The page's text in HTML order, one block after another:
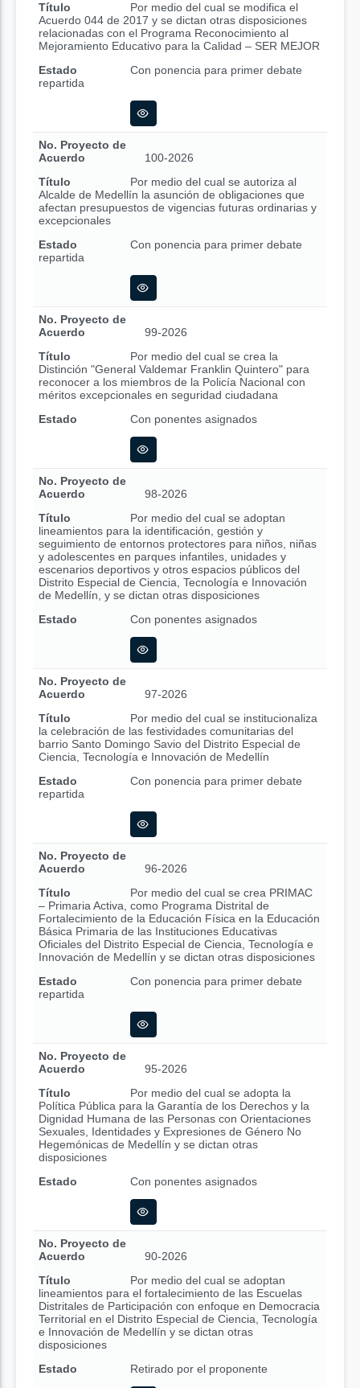
Título
Por medio del cual se modifica el
Acuerdo 044 de 2017 y se dictan otras disposiciones
relacionadas con el Programa Reconocimiento al
Mejoramiento Educativo para la Calidad – SER MEJOR
Estado
Con ponencia para primer debate
repartida
No. Proyecto de
Acuerdo
100-2026
Título
Por medio del cual se autoriza al
Alcalde de Medellín la asunción de obligaciones que
afectan presupuestos de vigencias futuras ordinarias y
excepcionales
Estado
Con ponencia para primer debate
repartida
No. Proyecto de
Acuerdo
99-2026
Título
Por medio del cual se crea la
Distinción "General Valdemar Franklin Quintero" para
reconocer a los miembros de la Policía Nacional con
méritos excepcionales en seguridad ciudadana
Estado
Con ponentes asignados
No. Proyecto de
Acuerdo
98-2026
Título
Por medio del cual se adoptan
lineamientos para la identificación, gestión y
seguimiento de entornos protectores para niños, niñas
y adolescentes en parques infantiles, unidades y
escenarios deportivos y otros espacios públicos del
Distrito Especial de Ciencia, Tecnología e Innovación
de Medellín, y se dictan otras disposiciones
Estado
Con ponentes asignados
No. Proyecto de
Acuerdo
97-2026
Título
Por medio del cual se institucionaliza
la celebración de las festividades comunitarias del
barrio Santo Domingo Savio del Distrito Especial de
Ciencia, Tecnología e Innovación de Medellín
Estado
Con ponencia para primer debate
repartida
No. Proyecto de
Acuerdo
96-2026
Título
Por medio del cual se crea PRIMAC
– Primaria Activa, como Programa Distrital de
Fortalecimiento de la Educación Física en la Educación
Básica Primaria de las Instituciones Educativas
Oficiales del Distrito Especial de Ciencia, Tecnología e
Innovación de Medellín y se dictan otras disposiciones
Estado
Con ponencia para primer debate
repartida
No. Proyecto de
Acuerdo
95-2026
Título
Por medio del cual se adopta la
Política Pública para la Garantía de los Derechos y la
Dignidad Humana de las Personas con Orientaciones
Sexuales, Identidades y Expresiones de Género No
Hegemónicas de Medellín y se dictan otras
disposiciones
Estado
Con ponentes asignados
No. Proyecto de
Acuerdo
90-2026
Título
Por medio del cual se adoptan
lineamientos para el fortalecimiento de las Escuelas
Distritales de Participación con enfoque en Democracia
Territorial en el Distrito Especial de Ciencia, Tecnología
e Innovación de Medellín y se dictan otras
disposiciones
Estado
Retirado por el proponente